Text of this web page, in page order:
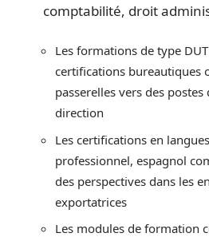
comptabilité, droit
Les formations de type
certifications bureautiques
passerelles vers des postes
direction
Les certifications en
professionnel, espagnol
des perspectives dans les
exportatrices
Les modules de formation